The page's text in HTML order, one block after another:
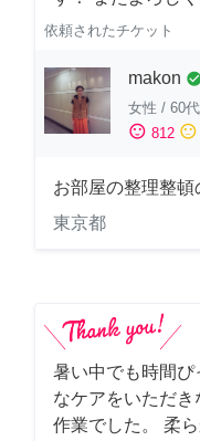
依頼されたチケット
makon
女性 / 60代
sentiment_satisfied 812 sentiment_neutral
お部屋の整理整頓
東京都
暑い中でも時間
なケアをいただ
作業でした。 柔